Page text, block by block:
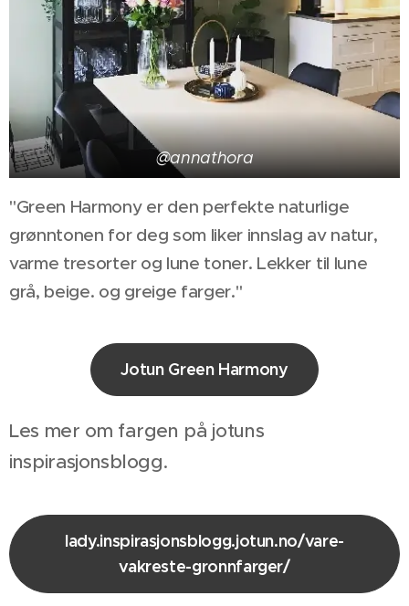
@annathora
"Green Harmony er den perfekte naturlige
grønntonen for deg som liker innslag av natur,
varme tresorter og lune toner. Lekker til lune
grå, beige. og greige farger."
Jotun Green Harmony
Les mer om fargen på jotuns
inspirasjonsblogg.
lady.inspirasjonsblogg.jotun.no/vare-
vakreste-gronnfarger/